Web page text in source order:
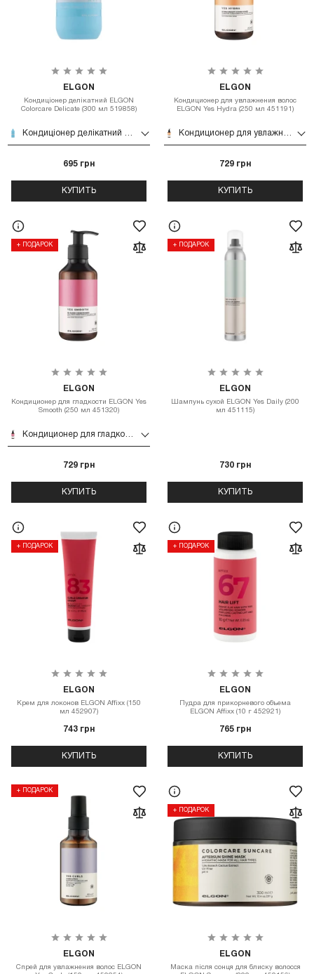
ELGON
Кондиціонер делікатний ELGON
Colorcare Delicate (300 мл 519858)
695 грн
КУПИТЬ
ELGON
Кондиционер для увлажнения волос
ELGON Yes Hydra (250 мл 451191)
729 грн
КУПИТЬ
+ ПОДАРОК
ELGON
Кондиционер для гладкости ELGON Yes
Smooth (250 мл 451320)
729 грн
КУПИТЬ
+ ПОДАРОК
ELGON
Шампунь сухой ELGON Yes Daily (200
мл 451115)
730 грн
КУПИТЬ
+ ПОДАРОК
ELGON
Крем для локонов ELGON Affixx (150
мл 452907)
743 грн
КУПИТЬ
+ ПОДАРОК
ELGON
Пудра для прикорневого объема
ELGON Affixx (10 г 452921)
765 грн
КУПИТЬ
+ ПОДАРОК
ELGON
Спрей для увлажнения волос ELGON
+ ПОДАРОК
ELGON
Маска після сонця для блиску волосся